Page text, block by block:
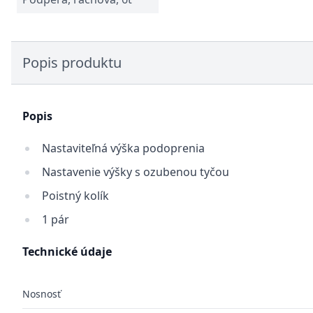
Popis produktu
Popis
Nastaviteľná výška podoprenia
Nastavenie výšky s ozubenou tyčou
Poistný kolík
1 pár
Technické údaje
Nosnosť